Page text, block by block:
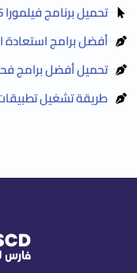
تحميل برنامج فيلمورا Filmora 2026 مع التفعيل
أفضل برامج استعادة
تحميل أفضل برامج
طريقة تشغيل تطبيقات